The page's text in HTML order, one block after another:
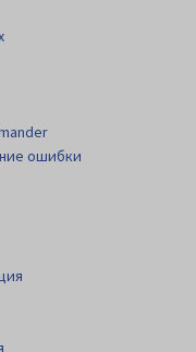
ошибки